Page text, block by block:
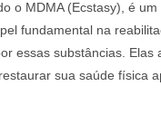
o MDMA (Ecstasy), é
fundamental na
essas substâncias. Elas
sua saúde física